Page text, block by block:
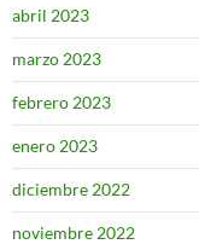
abril 2023
marzo 2023
febrero 2023
enero 2023
diciembre 2022
noviembre 2022